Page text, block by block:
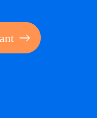
Aides Région
Aides Région